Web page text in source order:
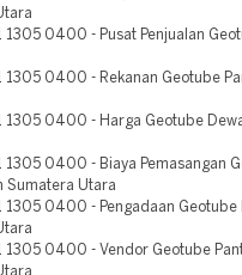
1305 0400 - Pusat Penjualan
1305 0400 - Rekanan Geotube
1305 0400 - Harga Geotube
1305 0400 - Biaya Pemasangan
Sumatera Utara
1305 0400 - Pengadaan
1305 0400 - Vendor Geotube